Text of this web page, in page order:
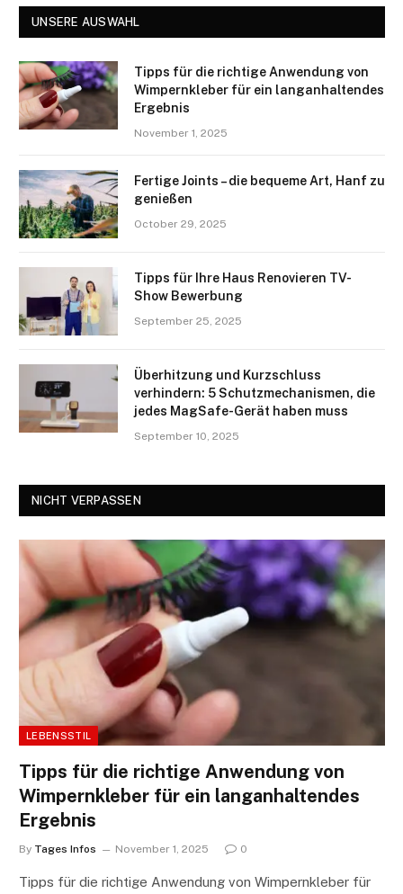
UNSERE AUSWAHL
Tipps für die richtige Anwendung von
Wimpernkleber für ein langanhaltendes
Ergebnis
November 1, 2025
Fertige Joints – die bequeme Art, Hanf zu
genießen
October 29, 2025
Tipps für Ihre Haus Renovieren TV-
Show Bewerbung
September 25, 2025
Überhitzung und Kurzschluss
verhindern: 5 Schutzmechanismen, die
jedes MagSafe-Gerät haben muss
September 10, 2025
NICHT VERPASSEN
LEBENSSTIL
Tipps für die richtige Anwendung von
Wimpernkleber für ein langanhaltendes
Ergebnis
By Tages Infos November 1, 2025 0
Tipps für die richtige Anwendung von Wimpernkleber für